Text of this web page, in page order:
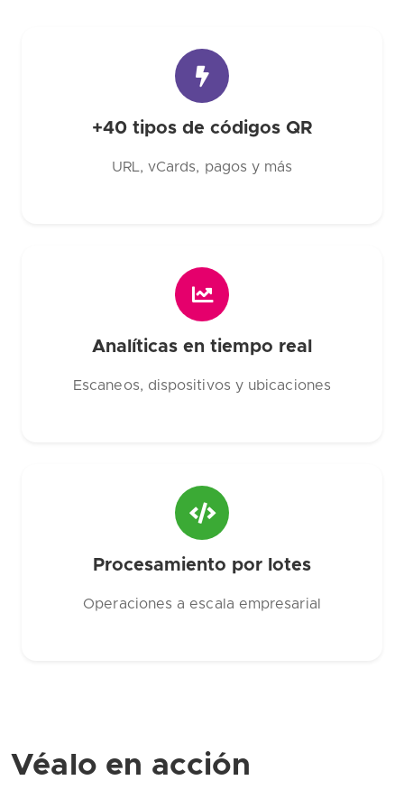
+40 tipos de códigos QR
URL, vCards, pagos y más
Analíticas en tiempo real
Escaneos, dispositivos y ubicaciones
Procesamiento por lotes
Operaciones a escala empresarial
Véalo en acción